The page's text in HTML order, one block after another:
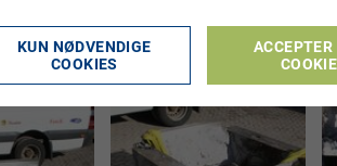
KUN NØDVENDIGE
COOKIES